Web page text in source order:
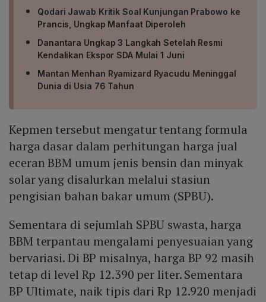
Qodari Jawab Kritik Soal Kunjungan Prabowo ke
Prancis, Ungkap Manfaat Diperoleh
Danantara Ungkap 3 Langkah Setelah Resmi
Kendalikan Ekspor SDA Mulai 1 Juni
Mantan Menhan Ryamizard Ryacudu Meninggal
Dunia di Usia 76 Tahun
Kepmen tersebut mengatur tentang formula
harga dasar dalam perhitungan harga jual
eceran BBM umum jenis bensin dan minyak
solar yang disalurkan melalui stasiun
pengisian bahan bakar umum (SPBU).
Sementara di sejumlah SPBU swasta, harga
BBM terpantau mengalami penyesuaian yang
bervariasi. Di BP misalnya, harga BP 92 masih
tetap di level Rp 12.390 per liter. Sementara
BP Ultimate, naik tipis dari Rp 12.920 menjadi